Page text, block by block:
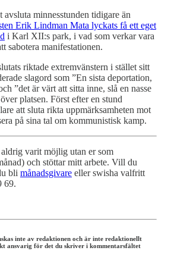
minnesstunden tidigare än
Erik Lindman Mata lyckats få ett eget
i Karl XII:s park, i vad som verkar vara
sabotera manifestationen.
riktade extremvänstern i stället sitt
slagord som ”En sista deportation,
”det är värt att sitta inne, slå en nasse
platsen. Först efter en stund
att sluta rikta uppmärksamheten mot
på sina tal om kommunistisk kamp.
varit möjlig utan er som
och stöttar mitt arbete. Vill du
bli månadsgivare eller swisha valfritt
69.
inte av redaktionen och är inte redaktionellt
ansvarig för det du skriver i kommentarsfältet